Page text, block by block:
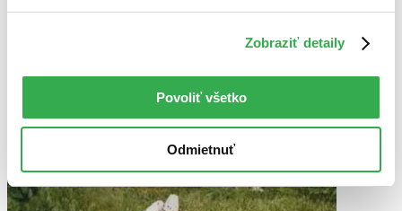
Zobraziť detaily
Povoliť všetko
Odmietnuť